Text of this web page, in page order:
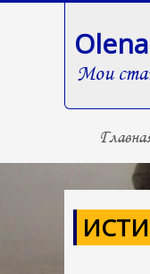
Мои